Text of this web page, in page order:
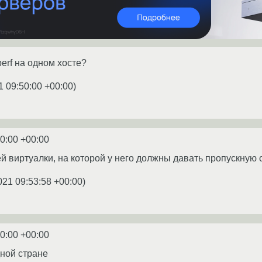
на одном хосте?
09:50:00 +00:00)
+00:00
виртуалки, на которой у него должны давать пропускную
09:53:58 +00:00)
+00:00
стране